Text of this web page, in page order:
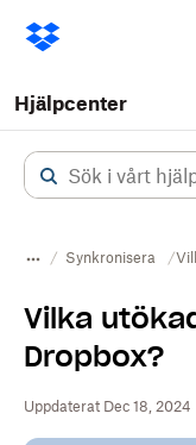
Hjälpcenter
Synkronisera
Vilka
Dropbox?
Uppdaterat Dec 18, 2024